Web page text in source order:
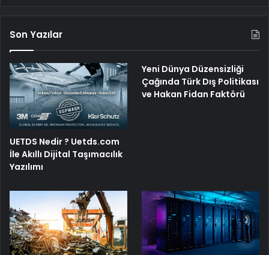
Son Yazılar
UETDS Nedir ? Uetds.com
İle Akıllı Dijital Taşımacılık
Yazılımı
Yeni Dünya Düzensizliği
Çağında Türk Dış Politikası
ve Hakan Fidan Faktörü